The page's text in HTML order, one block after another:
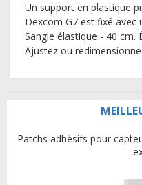
Un support en plastique
Dexcom G7 est fixé avec
Sangle élastique - 40 cm.
Ajustez ou
Patchs adhésifs pour